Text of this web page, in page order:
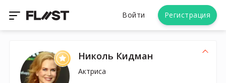
Войти Регистрация
Николь Кидман
Актриса